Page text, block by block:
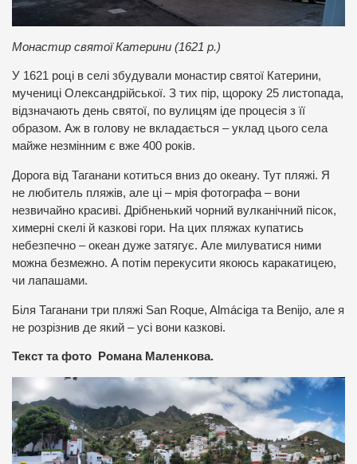
Монастир святої Катерини (1621 р.)
У 1621 році в селі збудували монастир святої Катерини,
мучениці Олександрійської. З тих пір, щороку 25 листопада,
відзначають день святої, по вулицям іде процесія з її
образом. Аж в голову не вкладається – уклад цього села
майже незмінним є вже 400 років.
Дорога від Таганани котиться вниз до океану. Тут пляжі. Я
не любитель пляжів, але ці – мрія фотографа – вони
незвичайно красиві. Дрібненький чорний вулканічний пісок,
химерні скелі й казкові гори. На цих пляжах купатись
небезпечно – океан дуже затягує. Але милуватися ними
можна безмежно. А потім перекусити якоюсь каракатицею,
чи лапашами.
Біля Таганани три пляжі San Roque, Almáciga та Benijo, але я
не розрізнив де який – усі вони казкові.
Текст та фото Романа Маленкова.